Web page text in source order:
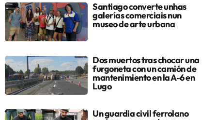
Santiago converte unhas
galerías comerciais nun
museo de arte urbana
Dos muertos tras chocar una
furgoneta con un camión de
mantenimiento en la A-6 en
Lugo
Un guardia civil ferrolano